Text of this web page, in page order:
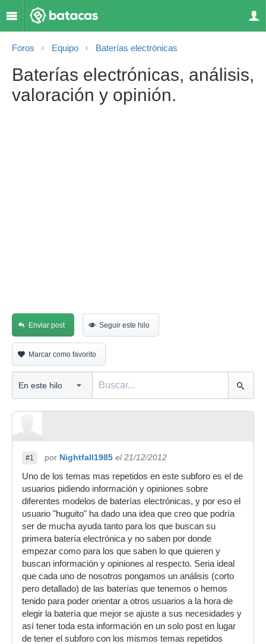
Foros Equipo Baterías electrónicas
Baterías electrónicas, análisis,
valoración y opinión.
Enviar post Seguir este hilo
Marcar como favorito
#1 por Nightfall1985 el 21/12/2012
Uno de los temas mas repetidos en este subforo es el de
usuarios pidiendo información y opiniones sobre
diferentes modelos de baterías electrónicas, y por eso el
usuario "huguito" ha dado una idea que creo que podría
ser de mucha ayuda tanto para los que buscan su
primera batería electrónica y no saben por donde
empezar como para los que saben lo que quieren y
buscan información y opiniones al respecto. Seria ideal
que cada uno de nosotros pongamos un análisis (corto
pero detallado) de las baterías que tenemos o hemos
tenido para poder orientar a otros usuarios a la hora de
elegir la batería que mejor se ajuste a sus necesidades y
así tener toda esta información en un solo post en lugar
de tener el subforo con los mismos temas repetidos